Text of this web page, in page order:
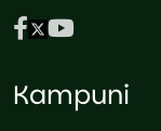
Kampuni